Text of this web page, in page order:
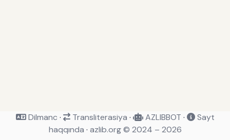
Dilmanc · Transliterasiya · AZLIBBOT ·
Sayt
haqqında · azlib.org © 2024 – 2026